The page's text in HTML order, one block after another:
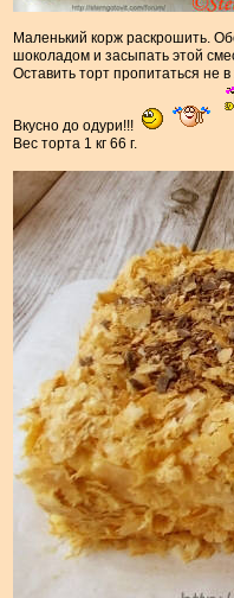
Маленький корж раскрошить.
шоколадом и засыпать этой
Оставить торт пропитаться не
Вкусно до одури!!!
Вес торта 1 кг 66 г.